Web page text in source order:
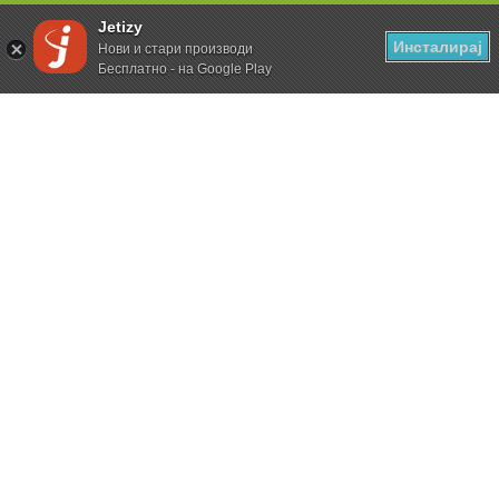
Jetizy
Нови и стари производи
Бесплатно - на Google Play
Инсталирај